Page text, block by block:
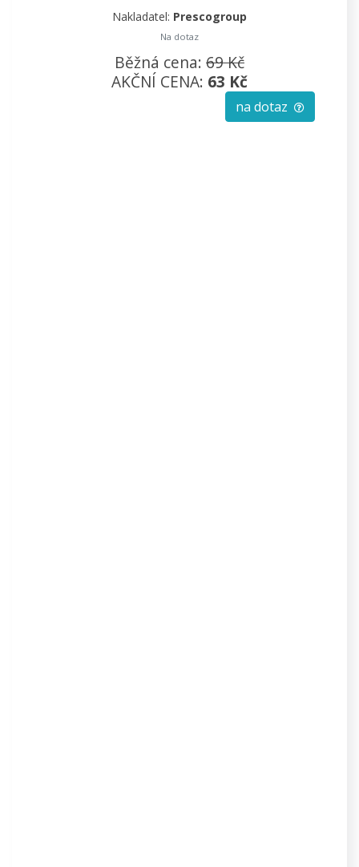
Nakladatel: Prescogroup
Na dotaz
Běžná cena: 69 Kč
AKČNÍ CENA: 63 Kč
na dotaz